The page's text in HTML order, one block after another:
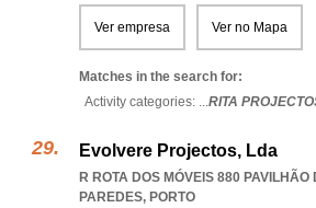
Ver empresa Ver no Mapa
Matches in the search for:
Activity categories: ...RITA
Evolvere Projectos, Lda
R ROTA DOS MÓVEIS 880 PAVILHÃO
PAREDES, PORTO